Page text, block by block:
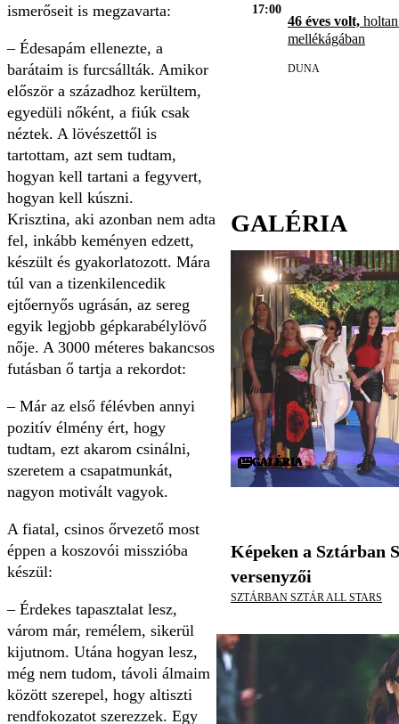
ismerőseit is megzavarta:
– Édesapám ellenezte, a
barátaim is furcsállták. Amikor
először a századhoz kerültem,
egyedüli nőként, a fiúk csak
néztek. A lövészettől is
tartottam, azt sem tudtam,
hogyan kell tartani a fegyvert,
hogyan kell kúszni.
Krisztina, aki azonban nem adta
fel, inkább keményen edzett,
készült és gyakorlatozott. Mára
túl van a tizenkilencedik
ejtőernyős ugrásán, az sereg
egyik legjobb gépkarabélylövő
nője. A 3000 méteres bakancsos
futásban ő tartja a rekordot:
– Már az első félévben annyi
pozitív élmény ért, hogy
tudtam, ezt akarom csinálni,
szeretem a csapatmunkát,
nagyon motivált vagyok.
A fiatal, csinos őrvezető most
éppen a koszovói misszióba
készül:
– Érdekes tapasztalat lesz,
várom már, remélem, sikerül
kijutnom. Utána hogyan lesz,
még nem tudom, távoli álmaim
között szerepel, hogy altiszti
rendfokozatot szerezzek. Egy
17:00
46 éves volt,
mellékágában
DUNA
GALÉRIA
GALÉRIA
GALÉRIA
GALÉRIA
GALÉRIA
GALÉRIA
GALÉRIA
GALÉRIA
GALÉRIA
GALÉRIA
GALÉRIA
GALÉRIA
GALÉRIA
GALÉRIA
GALÉRIA
GALÉRIA
GALÉRIA
GALÉRIA
GALÉRIA
GALÉRIA
GALÉRIA
GALÉRIA
GALÉRIA
GALÉRIA
GALÉRIA
GALÉRIA
GALÉRIA
GALÉRIA
GALÉRIA
GALÉRIA
GALÉRIA
Képeken a Sztárban
versenyzői
SZTÁRBAN SZTÁR ALL STARS